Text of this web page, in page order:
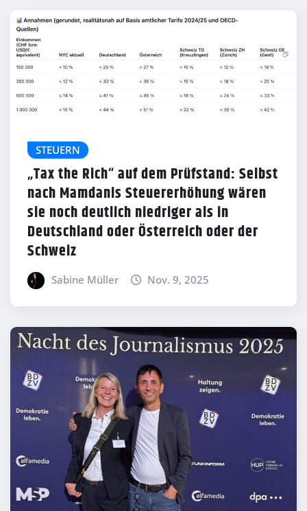
STEUERN
„Tax the Rich“ auf dem Prüfstand: Selbst
nach Mamdanis Steuererhöhung wären
sie noch deutlich niedriger als in
Deutschland oder Österreich oder der
Schweiz
Sabine Müller Nov. 9, 2025